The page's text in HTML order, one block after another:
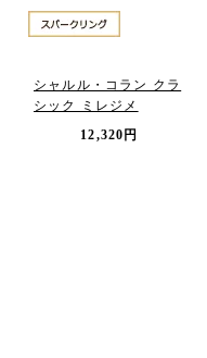
シャルル・コラン クラ
シック ミレジメ
12,320円